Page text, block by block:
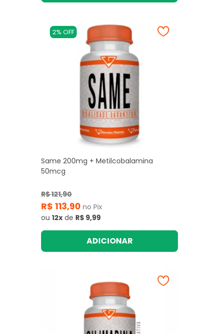
2% OFF
Same 200mg + Metilcobalamina
50mcg
R$ 121,90
R$ 113,90 no Pix
ou 12x de R$ 9,99
ADICIONAR